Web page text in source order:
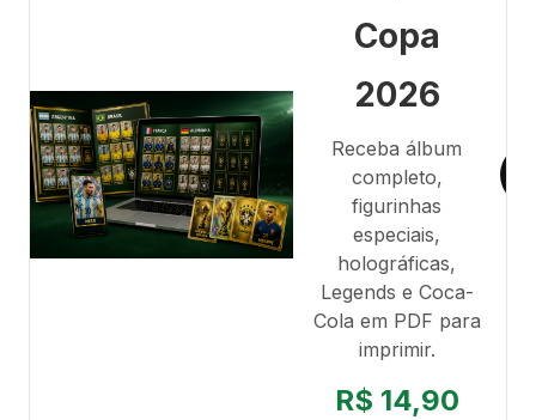
Copa
2026
Receba álbum
completo,
figurinhas
especiais,
holográficas,
Legends e Coca-
Cola em PDF para
imprimir.
R$ 14,90